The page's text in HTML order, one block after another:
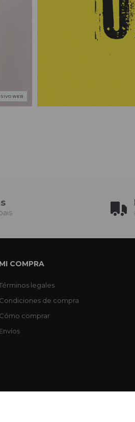
WEB
MI COMPRA
legales
Condiciones de compra
Cómo comprar
Envíos